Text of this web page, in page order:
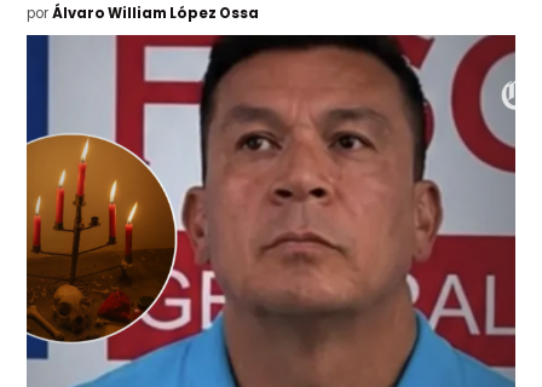
por Álvaro William López Ossa